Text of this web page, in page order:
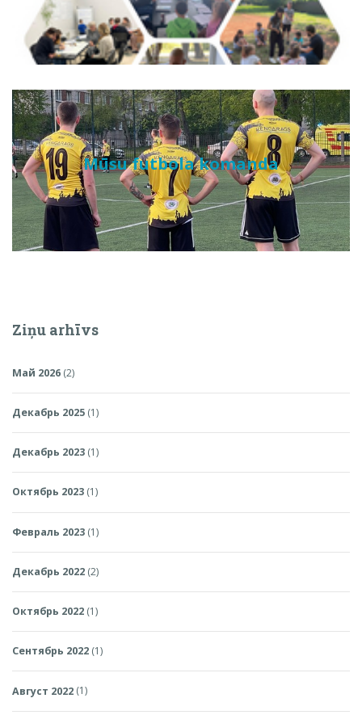
Mūsu futbola komanda
Ziņu arhīvs
Май 2026 (2)
Декабрь 2025 (1)
Декабрь 2023 (1)
Октябрь 2023 (1)
Февраль 2023 (1)
Декабрь 2022 (2)
Октябрь 2022 (1)
Сентябрь 2022 (1)
Август 2022 (1)